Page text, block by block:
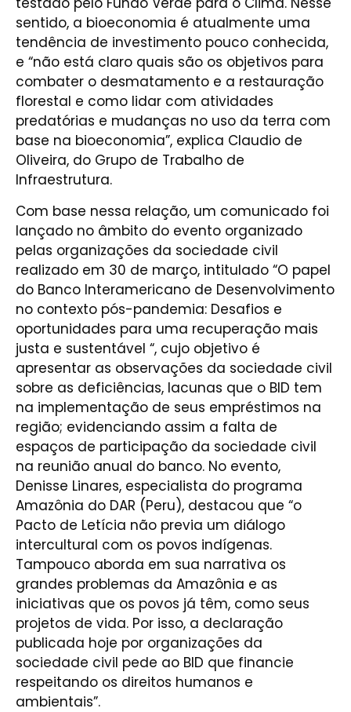
sentido, a bioeconomia é atualmente uma
tendência de investimento pouco conhecida,
e “não está claro quais são os objetivos para
combater o desmatamento e a restauração
florestal e como lidar com atividades
predatórias e mudanças no uso da terra com
base na bioeconomia”, explica Claudio de
Oliveira, do Grupo de Trabalho de
Infraestrutura.
Com base nessa relação, um comunicado foi
lançado no âmbito do evento organizado
pelas organizações da sociedade civil
realizado em 30 de março, intitulado “O papel
do Banco Interamericano de Desenvolvimento
no contexto pós-pandemia: Desafios e
oportunidades para uma recuperação mais
justa e sustentável “, cujo objetivo é
apresentar as observações da sociedade civil
sobre as deficiências, lacunas que o BID tem
na implementação de seus empréstimos na
região; evidenciando assim a falta de
espaços de participação da sociedade civil
na reunião anual do banco. No evento,
Denisse Linares, especialista do programa
Amazônia do DAR (Peru), destacou que “o
Pacto de Letícia não previa um diálogo
intercultural com os povos indígenas.
Tampouco aborda em sua narrativa os
grandes problemas da Amazônia e as
iniciativas que os povos já têm, como seus
projetos de vida. Por isso, a declaração
publicada hoje por organizações da
sociedade civil pede ao BID que financie
respeitando os direitos humanos e
ambientais”.